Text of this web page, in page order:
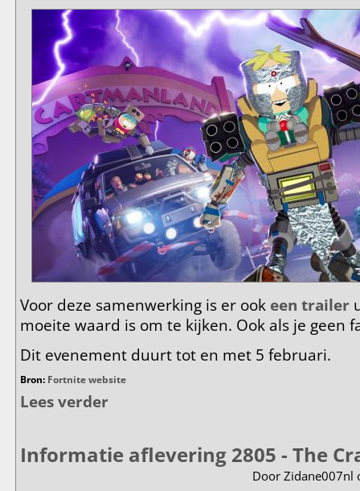
Voor deze samenwerking is er ook een trailer
moeite waard is om te kijken. Ook als je geen
Dit evenement duurt tot en met 5 februari.
Bron: Fortnite website
Lees verder
Informatie aflevering 2805 - The
Door Zidane007nl